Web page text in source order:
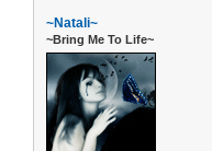
~Natali~
~Bring Me To Life~